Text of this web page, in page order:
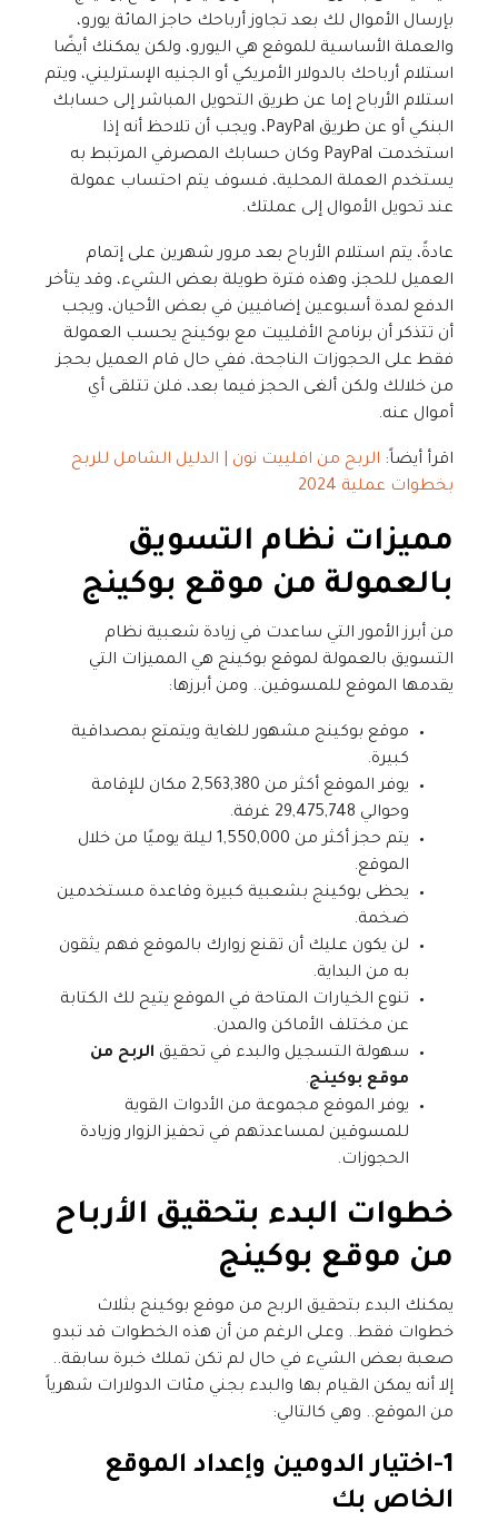
بإرسال الأموال لك بعد تجاوز أرباحك حاجز المائة يورو،
والعملة الأساسية للموقع هي اليورو، ولكن يمكنك أيضًا
استلام أرباحك بالدولار الأمريكي أو الجنيه الإسترليني، ويتم
استلام الأرباح إما عن طريق التحويل المباشر إلى حسابك
البنكي أو عن طريق PayPal، ويجب أن تلاحظ أنه إذا
استخدمت PayPal وكان حسابك المصرفي المرتبط به
يستخدم العملة المحلية، فسوف يتم احتساب عمولة
عند تحويل الأموال إلى عملتك.
عادةً، يتم استلام الأرباح بعد مرور شهرين على إتمام
العميل للحجز، وهذه فترة طويلة بعض الشيء، وقد يتأخر
الدفع لمدة أسبوعين إضافيين في بعض الأحيان، ويجب
أن تتذكر أن برنامج الأفلييت مع بوكينج يحسب العمولة
فقط على الحجوزات الناجحة، ففي حال قام العميل بحجز
من خلالك ولكن ألغى الحجز فيما بعد، فلن تتلقى أي
أموال عنه.
اقرأ أيضاً: الربح من افلييت نون | الدليل الشامل للربح
بخطوات عملية 2024
مميزات نظام التسويق
بالعمولة من موقع بوكينج
من أبرز الأمور التي ساعدت في زيادة شعبية نظام
التسويق بالعمولة لموقع بوكينج هي المميزات التي
يقدمها الموقع للمسوقين.. ومن أبرزها:
موقع بوكينج مشهور للغاية ويتمتع بمصداقية
كبيرة.
يوفر الموقع أكثر من 2,563,380 مكان للإقامة
وحوالي 29,475,748 غرفة.
يتم حجز أكثر من 1,550,000 ليلة يوميًا من خلال
الموقع.
يحظى بوكينج بشعبية كبيرة وقاعدة مستخدمين
ضخمة.
لن يكون عليك أن تقنع زوارك بالموقع فهم يثقون
به من البداية.
تنوع الخيارات المتاحة في الموقع يتيح لك الكتابة
عن مختلف الأماكن والمدن.
سهولة التسجيل والبدء في تحقيق الربح من
موقع بوكينج.
يوفر الموقع مجموعة من الأدوات القوية
للمسوقين لمساعدتهم في تحفيز الزوار وزيادة
الحجوزات.
خطوات البدء بتحقيق الأرباح
من موقع بوكينج
يمكنك البدء بتحقيق الربح من موقع بوكينج بثلاث
خطوات فقط.. وعلى الرغم من أن هذه الخطوات قد تبدو
صعبة بعض الشيء في حال لم تكن تملك خبرة سابقة..
إلا أنه يمكن القيام بها والبدء بجني مئات الدولارات شهرياً
من الموقع.. وهي كالتالي:
1-اختيار الدومين وإعداد الموقع
الخاص بك